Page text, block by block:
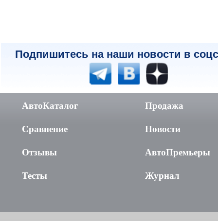
Подпишитесь на наши новости в
АвтоКаталог
Сравнение
Отзывы
Тесты
Продажа
Новости
АвтоПремьеры
Журнал